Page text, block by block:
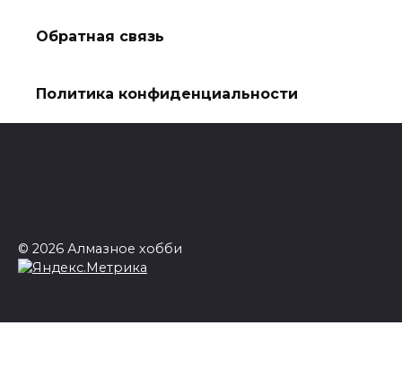
Обратная связь
Политика конфиденциальности
© 2026 Алмазное хобби